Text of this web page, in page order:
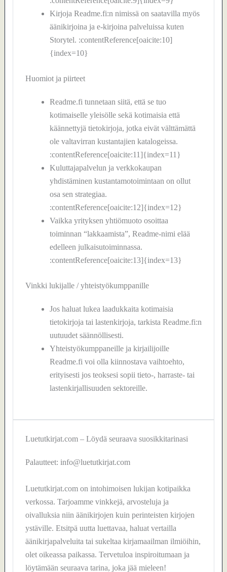
Kirjoja Readme.fi:n nimissä on saatavilla myös
äänikirjoina ja e-kirjoina palveluissa kuten
Storytel. :contentReference[oaicite:10]
{index=10}
Huomiot ja piirteet
Readme.fi tunnetaan siitä, että se tuo
kotimaiselle yleisölle sekä kotimaisia että
käännettyjä tietokirjoja, jotka eivät välttämättä
ole valtavirran kustantajien katalogeissa.
:contentReference[oaicite:11]{index=11}
Kuluttajapalvelun ja verkkokaupan
yhdistäminen kustantamotoimintaan on ollut
osa sen strategiaa.
:contentReference[oaicite:12]{index=12}
Vaikka yrityksen yhtiömuoto osoittaa
toiminnan “lakkaamista”, Readme-nimi elää
edelleen julkaisutoiminnassa.
:contentReference[oaicite:13]{index=13}
Vinkki lukijalle / yhteistyökumppanille
Jos haluat lukea laadukkaita kotimaisia
tietokirjoja tai lastenkirjoja, tarkista Readme.fi:n
uutuudet säännöllisesti.
Yhteistyökumppaneille ja kirjailijoille
Readme.fi voi olla kiinnostava vaihtoehto,
erityisesti jos teoksesi sopii tieto-, harraste- tai
lastenkirjallisuuden sektoreille.
Luetutkirjat.com – Löydä seuraava suosikkitarinasi
Palautteet: info@luetutkirjat.com
Luetutkirjat.com on intohimoisen lukijan kotipaikka
verkossa. Tarjoamme vinkkejä, arvosteluja ja
oivalluksia niin äänikirjojen kuin perinteisten kirjojen
ystäville. Etsitpä uutta luettavaa, haluat vertailla
äänikirjapalveluita tai sukeltaa kirjamaailman ilmiöihin,
olet oikeassa paikassa. Tervetuloa inspiroitumaan ja
löytämään seuraava tarina, joka jää mieleen!